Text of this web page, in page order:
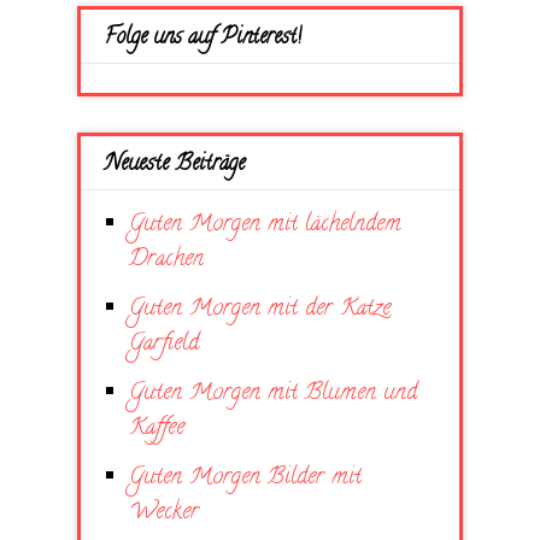
Folge uns auf Pinterest!
Neueste Beiträge
Guten Morgen mit lächelndem
Drachen
Guten Morgen mit der Katze
Garfield
Guten Morgen mit Blumen und
Kaffee
Guten Morgen Bilder mit
Wecker